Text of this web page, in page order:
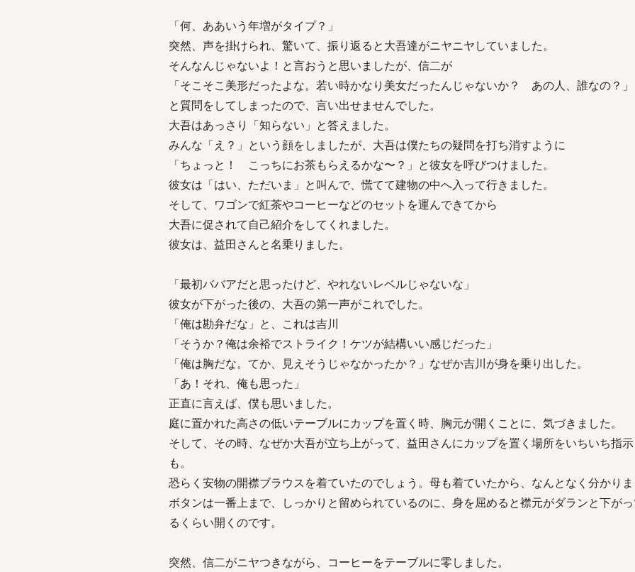
「何、ああいう年増がタイプ？」
突然、声を掛けられ、驚いて、振り返ると大吾達がニヤニヤしていました。
そんなんじゃないよ！と言おうと思いましたが、信二が
「そこそこ美形だったよな。若い時かなり美女だったんじゃないか？ あの人、誰なの？」
と質問をしてしまったので、言い出せませんでした。
大吾はあっさり「知らない」と答えました。
みんな「え？」という顔をしましたが、大吾は僕たちの疑問を打ち消すように
「ちょっと！ こっちにお茶もらえるかな〜？」と彼女を呼びつけました。
彼女は「はい、ただいま」と叫んで、慌てて建物の中へ入って行きました。
そして、ワゴンで紅茶やコーヒーなどのセットを運んできてから
大吾に促されて自己紹介をしてくれました。
彼女は、益田さんと名乗りました。
「最初ババアだと思ったけど、やれないレベルじゃないな」
彼女が下がった後の、大吾の第一声がこれでした。
「俺は勘弁だな」と、これは吉川
「そうか？俺は余裕でストライク！ケツが結構いい感じだった」
「俺は胸だな。てか、見えそうじゃなかったか？」なぜか吉川が身を乗り出した。
「あ！それ、俺も思った」
正直に言えば、僕も思いました。
庭に置かれた高さの低いテーブルにカップを置く時、胸元が開くことに、気づきました。
そして、その時、なぜか大吾が立ち上がって、益田さんにカップを置く場所をいちいち指
も。
恐らく安物の開襟ブラウスを着ていたのでしょう。母も着ていたから、なんとなく分かり
ボタンは一番上まで、しっかりと留められているのに、身を屈めると襟元がダランと下が
るくらい開くのです。
突然、信二がニヤつきながら、コーヒーをテーブルに零しました。